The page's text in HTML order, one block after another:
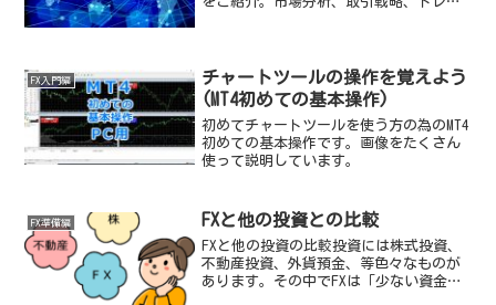
FX入門編
チャートツールの操作を覚えよう
(MT4初めての基本操作)
初めてチャートツールを使う方の為のMT4
初めての基本操作です。画像をたくさん
使って説明しています。
FX準備編 FXと他の投資との比較
FXと他の投資の比較投資には株式投資、
不動産投資、外貨預金、等色々なものが
あります。その中でFXは「少ない資金で